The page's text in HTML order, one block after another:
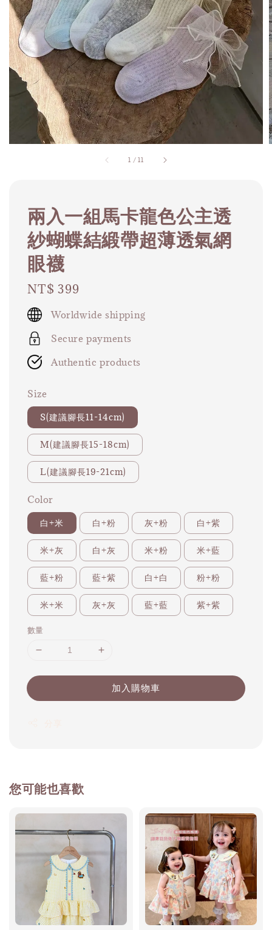
1 /11
兩入一組馬卡龍色公主透
紗蝴蝶結緞帶超薄透氣網
眼襪
Regular
price
NT$ 399
Worldwide shipping
Secure payments
Authentic products
Size
S(建議腳長11-14cm)
M(建議腳長15-18cm)
L(建議腳長19-21cm)
Color
白+米 白+粉 灰+粉 白+紫
米+灰 白+灰 米+粉 米+藍
藍+粉 藍+紫 白+白 粉+粉
米+米 灰+灰 藍+藍 紫+紫
數量
加入購物車
您可能也喜歡